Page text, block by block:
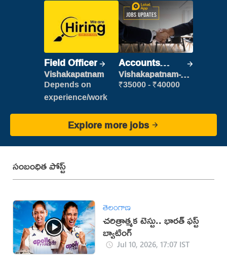
Field Officer
Vishakapatnam
Depends on
experience/work
Accounts
Clerk
Vishakapatnam-
new
₹35000 - ₹40000
Explore more jobs
సంబంధిత పోస్ట్
తెలంగాణ
చరిత్రాత్మక టెస్టు.. భారత్‌ ఫస్ట్‌
బ్యాటింగ్‌
Jul 10, 2026, 17:07 IST